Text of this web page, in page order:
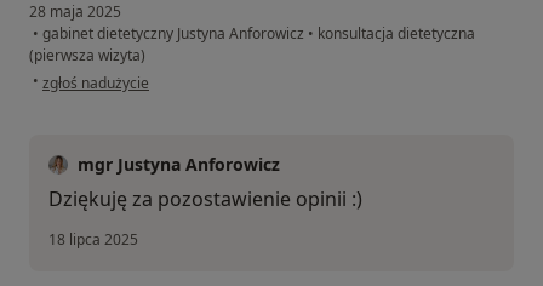
28 maja 2025
• gabinet dietetyczny Justyna Anforowicz • konsultacja dietetyczna
(pierwsza wizyta)
• w opinii użytkownika ODM
zgłoś nadużycie
mgr Justyna Anforowicz
Dziękuję za pozostawienie opinii :)
18 lipca 2025